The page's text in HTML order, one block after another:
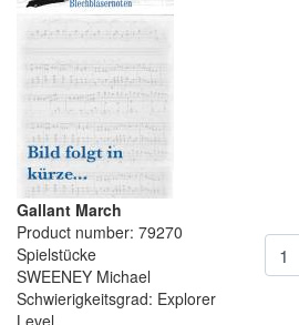
Gallant March
Product number: 79270
Spielstücke
SWEENEY Michael
Schwierigkeitsgrad: Explorer